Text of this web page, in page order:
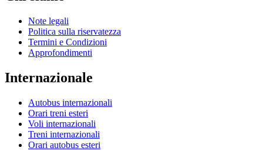
Note legali
Politica sulla riservatezza
Termini e Condizioni
Approfondimenti
Internazionale
Autobus internazionali
Orari treni esteri
Voli internazionali
Treni internazionali
Orari autobus esteri